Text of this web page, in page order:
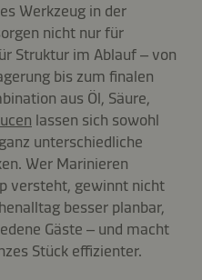
Werkzeug in der
nicht nur für
Struktur im Ablauf – von
bis zum finalen
aus Öl, Säure,
lassen sich sowohl
unterschiedliche
Wer Marinieren
versteht, gewinnt nicht
besser planbar,
Gäste – und macht
Stück effizienter.